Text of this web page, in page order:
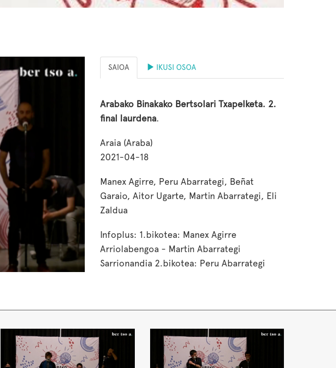
SAIOA IKUSI OSOA
Arabako Binakako Bertsolari Txapelketa. 2.
final laurdena.
Araia (Araba)
2021-04-18
Manex Agirre, Peru Abarrategi, Beñat
Garaio, Aitor Ugarte, Martin Abarrategi, Eli
Zaldua
Infoplus: 1.bikotea: Manex Agirre
Arriolabengoa - Martin Abarrategi
Sarrionandia 2.bikotea: Peru Abarrategi